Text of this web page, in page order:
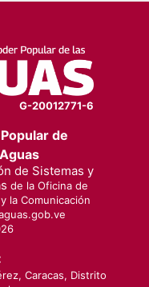
G-20012771-6
de
de Sistemas y
de la Oficina de
la Comunicación
Caracas, Distrito